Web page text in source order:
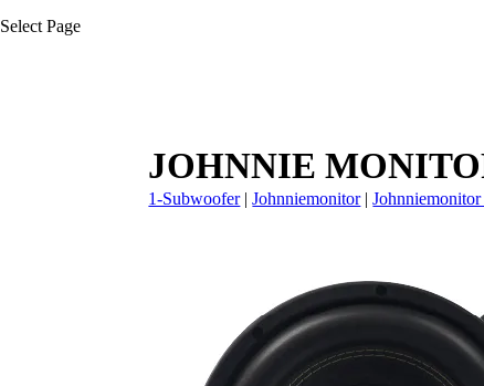
Select Page
JOHNNIE
1-Subwoofer|Johnniemonitor|